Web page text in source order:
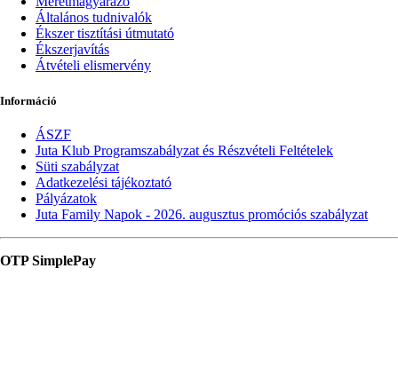
Általános tudnivalók
Ékszer tisztítási útmutató
Ékszerjavítás
Átvételi elismervény
Információ
ÁSZF
Juta Klub Programszabályzat és Részvételi Feltételek
Süti szabályzat
Adatkezelési tájékoztató
Pályázatok
Juta Family Napok - 2026. augusztus promóciós szabályzat
OTP SimplePay